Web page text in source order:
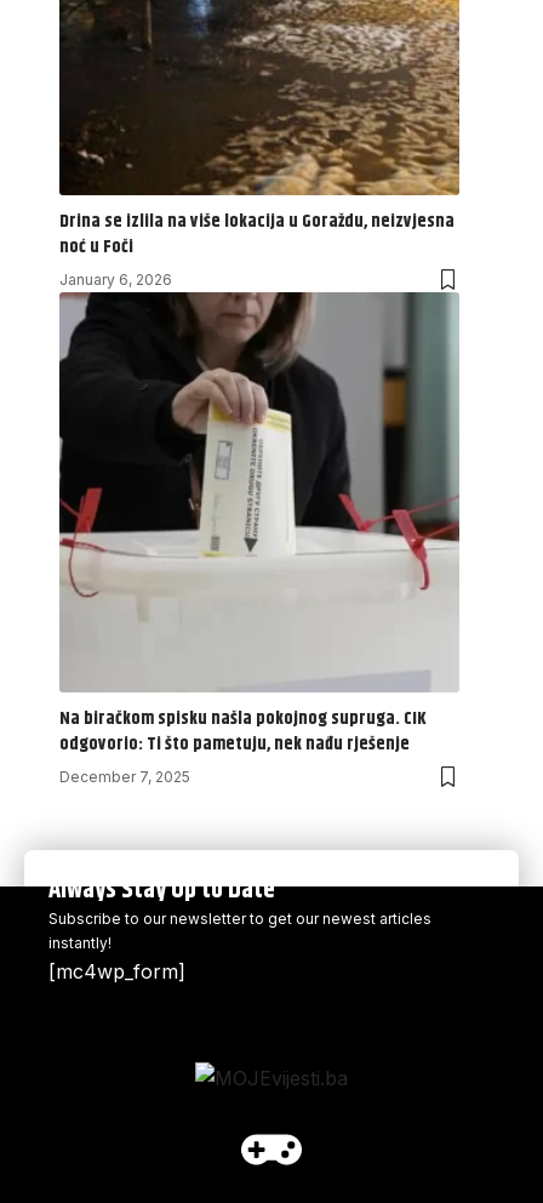
Drina se izlila na više lokacija u Goraždu, neizvjesna
noć u Foči
January 6, 2026
Na biračkom spisku našla pokojnog supruga. CIK
odgovorio: Ti što pametuju, nek nađu rješenje
December 7, 2025
Always Stay Up to Date
Subscribe to our newsletter to get our newest articles
instantly!
[mc4wp_form]